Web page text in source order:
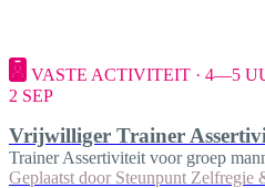
VASTE ACTIVITEIT · 4—5
2 SEP
Vrijwilliger Trainer
Trainer Assertiviteit voor groep
Geplaatst door Steunpunt Zelfregie